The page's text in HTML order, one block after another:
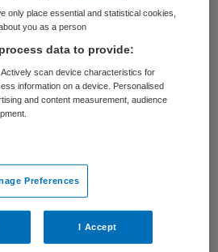
passende zorg echt
Raaijmakers,
& Handhaving bij de
als hulpmiddel voor
zorginkopers om te
knelpunten in
zitten.
only place essential and statistical cookies,
you as a person
data to provide:
scan device characteristics for
information on a device. Personalised
and content measurement, audience
Preferences
I Accept